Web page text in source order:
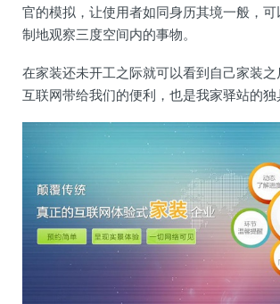
官的模拟，让使用者如同身历其境一般，
制地观察三度空间内的事物。
在家装还未开工之际就可以看到自己家装
互联网带给我们的便利，也是我家驿站的独